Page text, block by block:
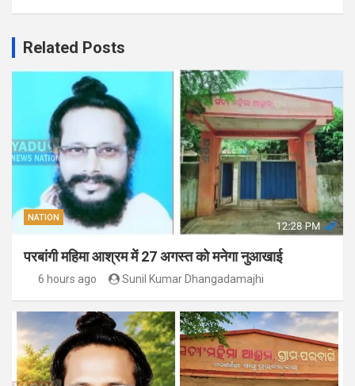
Related Posts
NATION
परबांगी महिमा आश्रम में 27 अगस्त को मनेगा नुआखाई
6 hours ago Sunil Kumar Dhangadamajhi